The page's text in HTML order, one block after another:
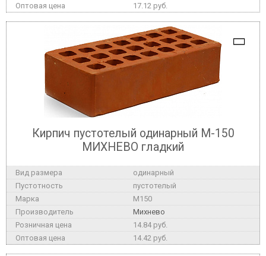
17.12 руб.
Кирпич пустотелый одинарный М-150
МИХНЕВО гладкий
одинарный
пустотелый
M150
Михнево
14.84 руб.
14.42 руб.